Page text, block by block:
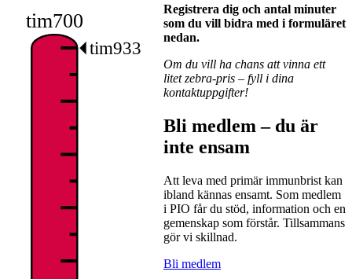
tim700
tim933
Registrera dig och antal minuter
som du vill bidra med i formuläret
nedan.
Om du vill ha chans att vinna ett
litet zebra-pris – fyll i dina
kontaktuppgifter!
Bli medlem – du är
inte ensam
Att leva med primär immunbrist kan
ibland kännas ensamt. Som medlem
i PIO får du stöd, information och en
gemenskap som förstår. Tillsammans
gör vi skillnad.
Bli medlem